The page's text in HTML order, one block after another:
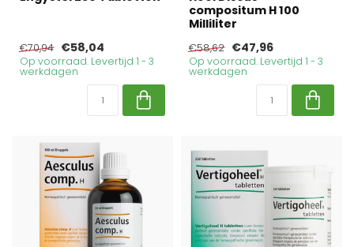
€70,94 €58,04
Op voorraad. Levertijd 1 - 3
werkdagen
compositum H 100
Milliliter
€58,62 €47,96
Op voorraad. Levertijd 1 - 3
werkdagen